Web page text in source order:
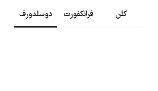
دوسلدورف فرانکفورت کلن